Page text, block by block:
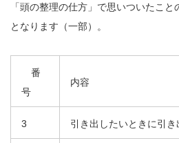
「頭の整理の仕方」で思いついたこ
となります（一部）。
番
号
内容
3 引き出したいときに引き